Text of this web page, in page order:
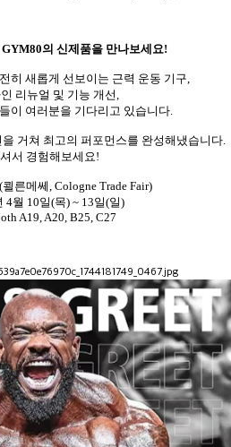
GYM80의 신제품을 만나보세요!
히 새롭게 선보이는 근력 운동 기구,
리뉴얼 및 기능 개선,
들이 여러분을 기다리고 있습니다.
거쳐 최고의 퍼포먼스를 완성해냈습니다.
서 경험해보세요!
쾰른메쎄, Cologne Trade Fair)
4월 10일(목) ~ 13일(일)
A19, A20, B25, C27